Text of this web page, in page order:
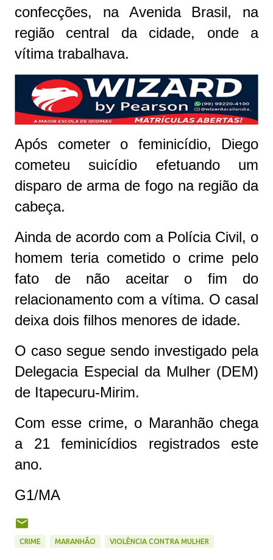
confecções, na Avenida Brasil, na
região central da cidade, onde a
vítima trabalhava.
Após cometer o feminicídio, Diego
cometeu suicídio efetuando um
disparo de arma de fogo na região da
cabeça.
Ainda de acordo com a Polícia Civil, o
homem teria cometido o crime pelo
fato de não aceitar o fim do
relacionamento com a vítima. O casal
deixa dois filhos menores de idade.
O caso segue sendo investigado pela
Delegacia Especial da Mulher (DEM)
de Itapecuru-Mirim.
Com esse crime, o Maranhão chega
a 21 feminicídios registrados este
ano.
G1/MA
CRIME MARANHÃO VIOLÊNCIA CONTRA MULHER